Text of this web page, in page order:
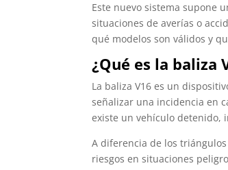
Este nuevo sistema supone
situaciones de averías o
qué modelos son válidos y
¿Qué es la baliza
La baliza V16 es un
señalizar una incidencia en
existe un vehículo detenido,
A diferencia de los
riesgos en situaciones